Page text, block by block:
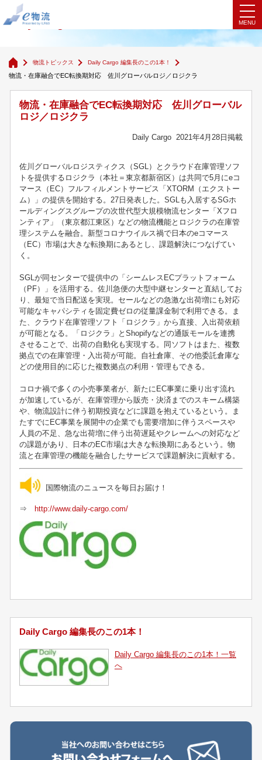
Daily Cargo 編集長のこの1本！
物流トピックス Daily Cargo 編集長のこの1本！
物流・在庫融合でEC転換期対応 佐川グローバルロジ／ロジクラ
物流・在庫融合でEC転換期対応 佐川グローバル
ロジ／ロジクラ
Daily Cargo 2021年4月28日掲載
佐川グローバルロジスティクス（SGL）とクラウド在庫管理ソフ
トを提供するロジクラ（本社＝東京都新宿区）は共同で5月にeコ
マース（EC）フルフィルメントサービス「XTORM（エクストー
ム）」の提供を開始する。27日発表した。SGLも入居するSGホ
ールディングスグループの次世代型大規模物流センター「Xフロ
ンティア」（東京都江東区）などの物流機能とロジクラの在庫管
理システムを融合。新型コロナウイルス禍で日本のeコマース
（EC）市場は大きな転換期にあるとし、課題解決につなげてい
く。
SGLが同センターで提供中の「シームレスECプラットフォーム
（PF）」を活用する。佐川急便の大型中継センターと直結してお
り、最短で当日配送を実現。セールなどの急激な出荷増にも対応
可能なキャパシティを固定費ゼロの従量課金制で利用できる。ま
た、クラウド在庫管理ソフト「ロジクラ」から直接、入出荷依頼
が可能となる。「ロジクラ」とShopifyなどの通販モールを連携
させることで、出荷の自動化も実現する。同ソフトはまた、複数
拠点での在庫管理・入出荷が可能。自社倉庫、その他委託倉庫な
どの使用目的に応じた複数拠点の利用・管理もできる。
コロナ禍で多くの小売事業者が、新たにEC事業に乗り出す流れ
が加速しているが、在庫管理から販売・決済までのスキーム構築
や、物流設計に伴う初期投資などに課題を抱えているという。ま
たすでにEC事業を展開中の企業でも需要増加に伴うスペースや
人員の不足、急な出荷増に伴う出荷遅延やクレームへの対応など
の課題があり、日本のEC市場は大きな転換期にあるという。物
流と在庫管理の機能を融合したサービスで課題解決に貢献する。
国際物流のニュースを毎日お届け！
⇒ http://www.daily-cargo.com/
Daily Cargo 編集長のこの1本！
Daily Cargo 編集長のこの1本！一覧
へ